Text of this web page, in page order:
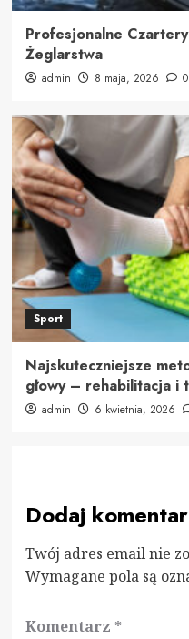
Profesjonalne
Żeglarstwa
admin 8 maja, 2026 0
Sport
Najskuteczniejsze
głowy – rehabilitacja i
admin 6 kwietnia, 2026
Dodaj
Twój adres email nie
Wymagane pola są
Komentarz *